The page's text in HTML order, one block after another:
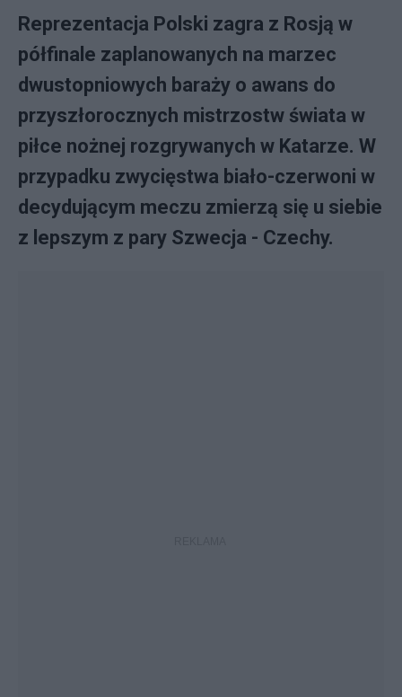
Reprezentacja Polski zagra z Rosją w
półfinale zaplanowanych na marzec
dwustopniowych baraży o awans do
przyszłorocznych mistrzostw świata w
piłce nożnej rozgrywanych w Katarze. W
przypadku zwycięstwa biało-czerwoni w
decydującym meczu zmierzą się u siebie
z lepszym z pary Szwecja - Czechy.